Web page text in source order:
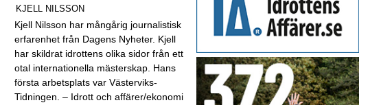
KJELL NILSSON
Kjell Nilsson har mångårig journalistisk
erfarenhet från Dagens Nyheter. Kjell
har skildrat idrottens olika sidor från ett
otal internationella mästerskap. Hans
första arbetsplats var Västerviks-
Tidningen. – Idrott och affärer/ekonomi